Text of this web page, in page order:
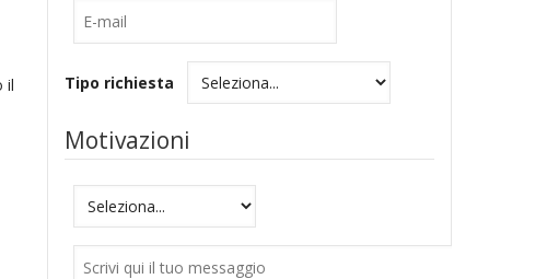
il
Tipo richiesta
Motivazioni
Motivazioni
Messaggio